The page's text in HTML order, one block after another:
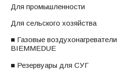
ㅤДля промышленности
ㅤДля сельского хозяйства
■ Газовые воздухонагреватели
BIEMMEDUE
■ Резервуары для СУГ